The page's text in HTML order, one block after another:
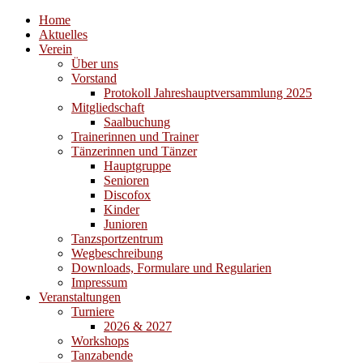
Home
Aktuelles
Verein
Über uns
Vorstand
Protokoll Jahreshauptversammlung 2025
Mitgliedschaft
Saalbuchung
Trainerinnen und Trainer
Tänzerinnen und Tänzer
Hauptgruppe
Senioren
Discofox
Kinder
Junioren
Tanzsportzentrum
Wegbeschreibung
Downloads, Formulare und Regularien
Impressum
Veranstaltungen
Turniere
2026 & 2027
Workshops
Tanzabende